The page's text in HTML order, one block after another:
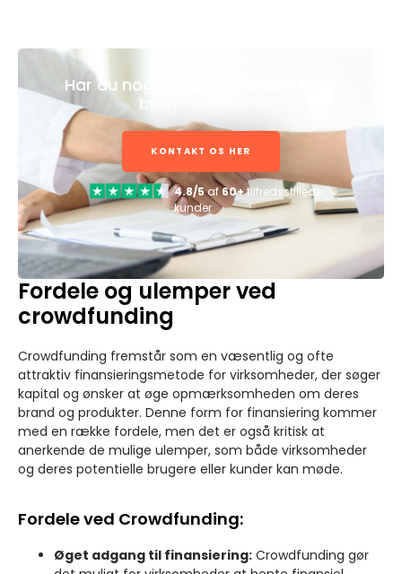
Har du nogle spørgsmål eller bare
brug for hjælp?
KONTAKT OS HER
4.8/5af60+tilfredsstillede
kunder
Fordele og ulemper ved
crowdfunding
Crowdfunding fremstår som en væsentlig og ofte
attraktiv finansieringsmetode for virksomheder, der søger
kapital og ønsker at øge opmærksomheden om deres
brand og produkter. Denne form for finansiering kommer
med en række fordele, men det er også kritisk at
anerkende de mulige ulemper, som både virksomheder
og deres potentielle brugere eller kunder kan møde.
Fordele ved Crowdfunding:
Øget adgang til finansiering: Crowdfunding gør